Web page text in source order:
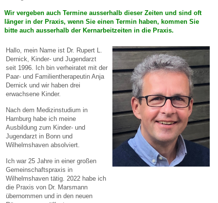
Wir vergeben auch Termine ausserhalb dieser Zeiten und sind oft
länger in der Praxis, wenn Sie einen Termin haben, kommen Sie
bitte auch ausserhalb der Kernarbeitzeiten in die Praxis.
Hallo, mein Name ist Dr. Rupert L.
Dernick, Kinder- und Jugendarzt
seit 1996. Ich bin verheiratet mit der
Paar- und Familientherapeutin Anja
Dernick und wir haben drei
erwachsene Kinder.
Nach dem Medizinstudium in
Hamburg habe ich meine
Ausbildung zum Kinder- und
Jugendarzt in Bonn und
Wilhelmshaven absolviert.
Ich war 25 Jahre in einer großen
Gemeinschaftspraxis in
Wilhelmshaven tätig. 2022 habe ich
die Praxis von Dr. Marsmann
übernommen und in den neuen